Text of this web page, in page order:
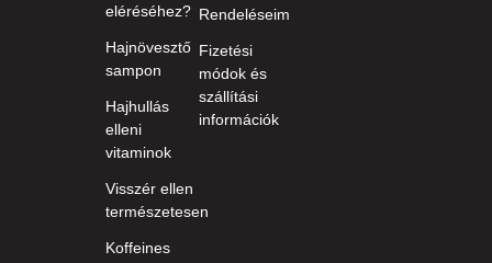
eléréséhez?
Hajnövesztő
sampon
Hajhullás
elleni
vitaminok
Visszér ellen
természetesen
Koffeines
Rendeléseim
Fizetési
módok és
szállítási
információk